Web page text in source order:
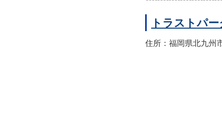
トラストパ
住所：福岡県北九州